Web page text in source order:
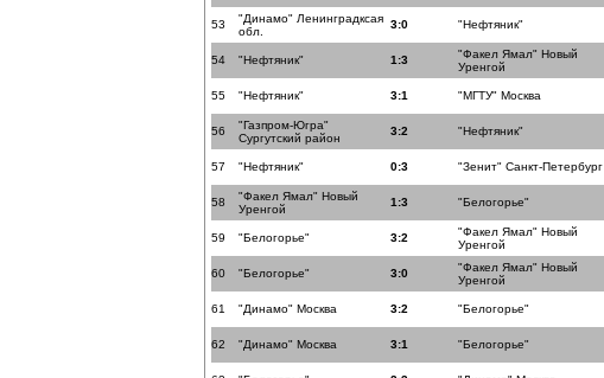
53
"Динамо" Ленинградксая
обл.
3:0 "Нефтяник"
54 "Нефтяник" 1:3
"Факел Ямал" Новый
Уренгой
55 "Нефтяник" 3:1 "МГТУ" Москва
56
"Газпром-Югра"
Сургутский район
3:2 "Нефтяник"
57 "Нефтяник" 0:3 "Зенит" Санкт-Петербург
58
"Факел Ямал" Новый
Уренгой
1:3 "Белогорье"
59 "Белогорье" 3:2
"Факел Ямал" Новый
Уренгой
60 "Белогорье" 3:0
"Факел Ямал" Новый
Уренгой
61 "Динамо" Москва 3:2 "Белогорье"
62 "Динамо" Москва 3:1 "Белогорье"